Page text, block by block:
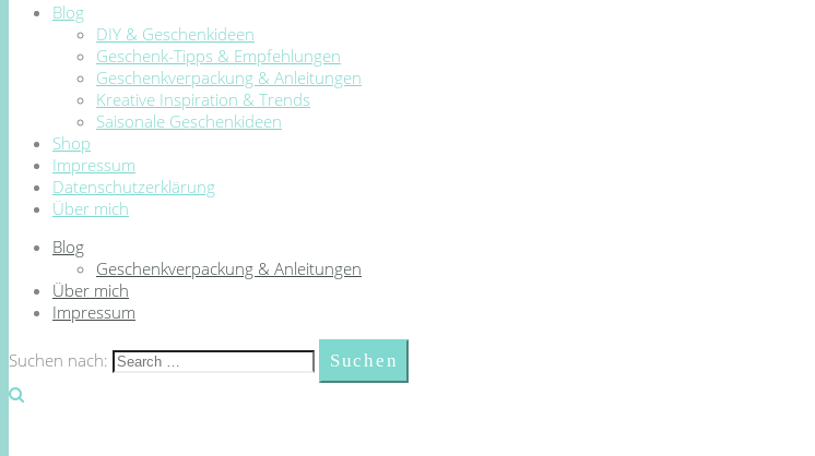
Blog
DIY & Geschenkideen
Geschenk-Tipps & Empfehlungen
Geschenkverpackung & Anleitungen
Kreative Inspiration & Trends
Saisonale Geschenkideen
Shop
Impressum
Datenschutzerklärung
Über mich
Blog
Geschenkverpackung & Anleitungen
Über mich
Impressum
Suchen nach: